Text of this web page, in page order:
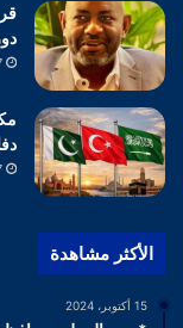
7
7
الأكثر مشاهدة
15 أكتوبر، 2024